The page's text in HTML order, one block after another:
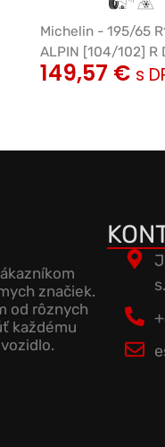
Michelin - 195/65
ALPIN [104/102] R
149,57 € s
značiek.
od rôznych
každému